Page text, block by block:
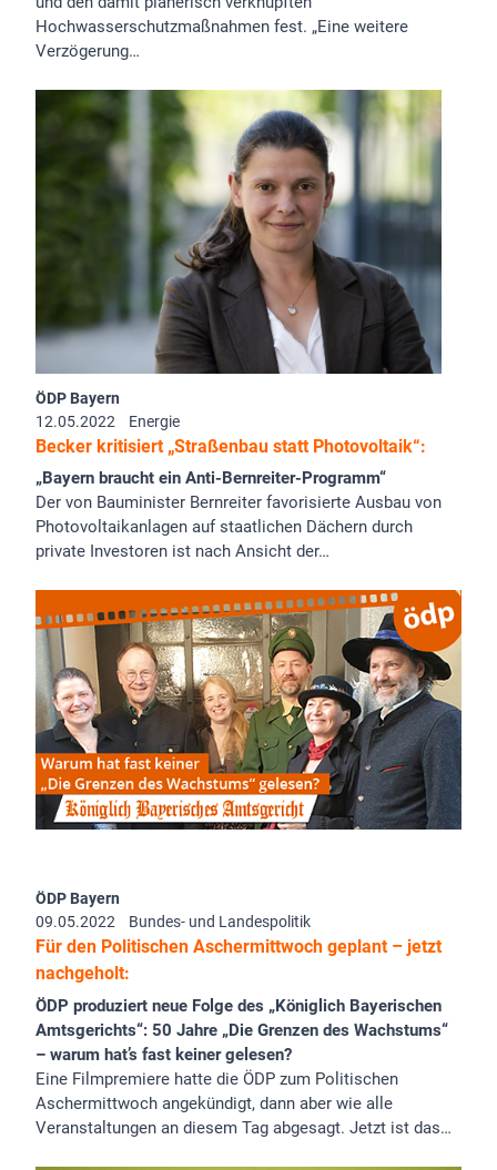
Hochwasserschutzmaßnahmen fest. „Eine weitere
Verzögerung…
ÖDP Bayern
12.05.2022
Energie
Becker kritisiert „Straßenbau statt Photovoltaik“:
„Bayern braucht ein Anti-Bernreiter-Programm“
Der von Bauminister Bernreiter favorisierte Ausbau von
Photovoltaikanlagen auf staatlichen Dächern durch
private Investoren ist nach Ansicht der…
ÖDP Bayern
09.05.2022
Bundes- und Landespolitik
Für den Politischen Aschermittwoch geplant – jetzt
nachgeholt:
ÖDP produziert neue Folge des „Königlich Bayerischen
Amtsgerichts“: 50 Jahre „Die Grenzen des Wachstums“
– warum hat’s fast keiner gelesen?
Eine Filmpremiere hatte die ÖDP zum Politischen
Aschermittwoch angekündigt, dann aber wie alle
Veranstaltungen an diesem Tag abgesagt. Jetzt ist das…